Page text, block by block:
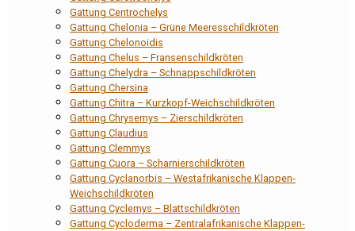
Gattung Centrochelys
Gattung Chelonia – Grüne Meeresschildkröten
Gattung Chelonoidis
Gattung Chelus – Fransenschildkröten
Gattung Chelydra – Schnappschildkröten
Gattung Chersina
Gattung Chitra – Kurzkopf-Weichschildkröten
Gattung Chrysemys – Zierschildkröten
Gattung Claudius
Gattung Clemmys
Gattung Cuora – Scharnierschildkröten
Gattung Cyclanorbis – Westafrikanische Klappen-
Weichschildkröten
Gattung Cyclemys – Blattschildkröten
Gattung Cycloderma – Zentralafrikanische Klappen-